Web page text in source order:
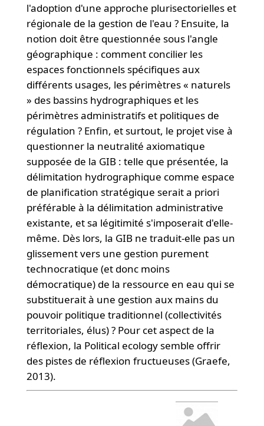
l'adoption d'une approche plurisectorielles et
régionale de la gestion de l'eau ? Ensuite, la
notion doit être questionnée sous l'angle
géographique : comment concilier les
espaces fonctionnels spécifiques aux
différents usages, les périmètres « naturels
» des bassins hydrographiques et les
périmètres administratifs et politiques de
régulation ? Enfin, et surtout, le projet vise à
questionner la neutralité axiomatique
supposée de la GIB : telle que présentée, la
délimitation hydrographique comme espace
de planification stratégique serait a priori
préférable à la délimitation administrative
existante, et sa légitimité s'imposerait d'elle-
même. Dès lors, la GIB ne traduit-elle pas un
glissement vers une gestion purement
technocratique (et donc moins
démocratique) de la ressource en eau qui se
substituerait à une gestion aux mains du
pouvoir politique traditionnel (collectivités
territoriales, élus) ? Pour cet aspect de la
réflexion, la Political ecology semble offrir
des pistes de réflexion fructueuses (Graefe,
2013).